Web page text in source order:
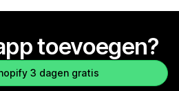
toevoegen?
3 dagen gratis